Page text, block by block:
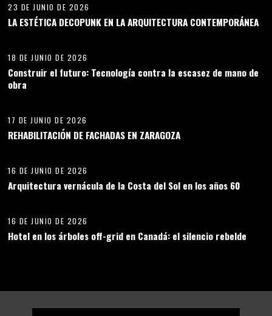
23 DE JUNIO DE 2026
LA ESTÉTICA DECOPUNK EN LA ARQUITECTURA CONTEMPORÁNEA
11
18 DE JUNIO DE 2026
Construir el futuro: Tecnología contra la escasez de mano de
obra
17 DE JUNIO DE 2026
REHABILITACIÓN DE FACHADAS EN ZARAGOZA
16 DE JUNIO DE 2026
Arquitectura vernácula de la Costa del Sol en los años 6014
16 DE JUNIO DE 2026
Hotel en los árboles off-grid en Canadá: el silencio rebelde